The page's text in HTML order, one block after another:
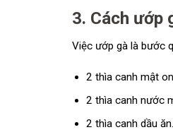
3. Cách ướp
Việc ướp gà là bước
2 thìa canh mật
2 thìa canh nước
2 thìa canh dầu ăn.